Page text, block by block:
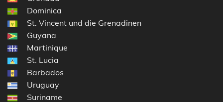
Dominica
St. Vincent und die Grenadinen
Guyana
Martinique
St. Lucia
Barbados
Uruguay
Suriname